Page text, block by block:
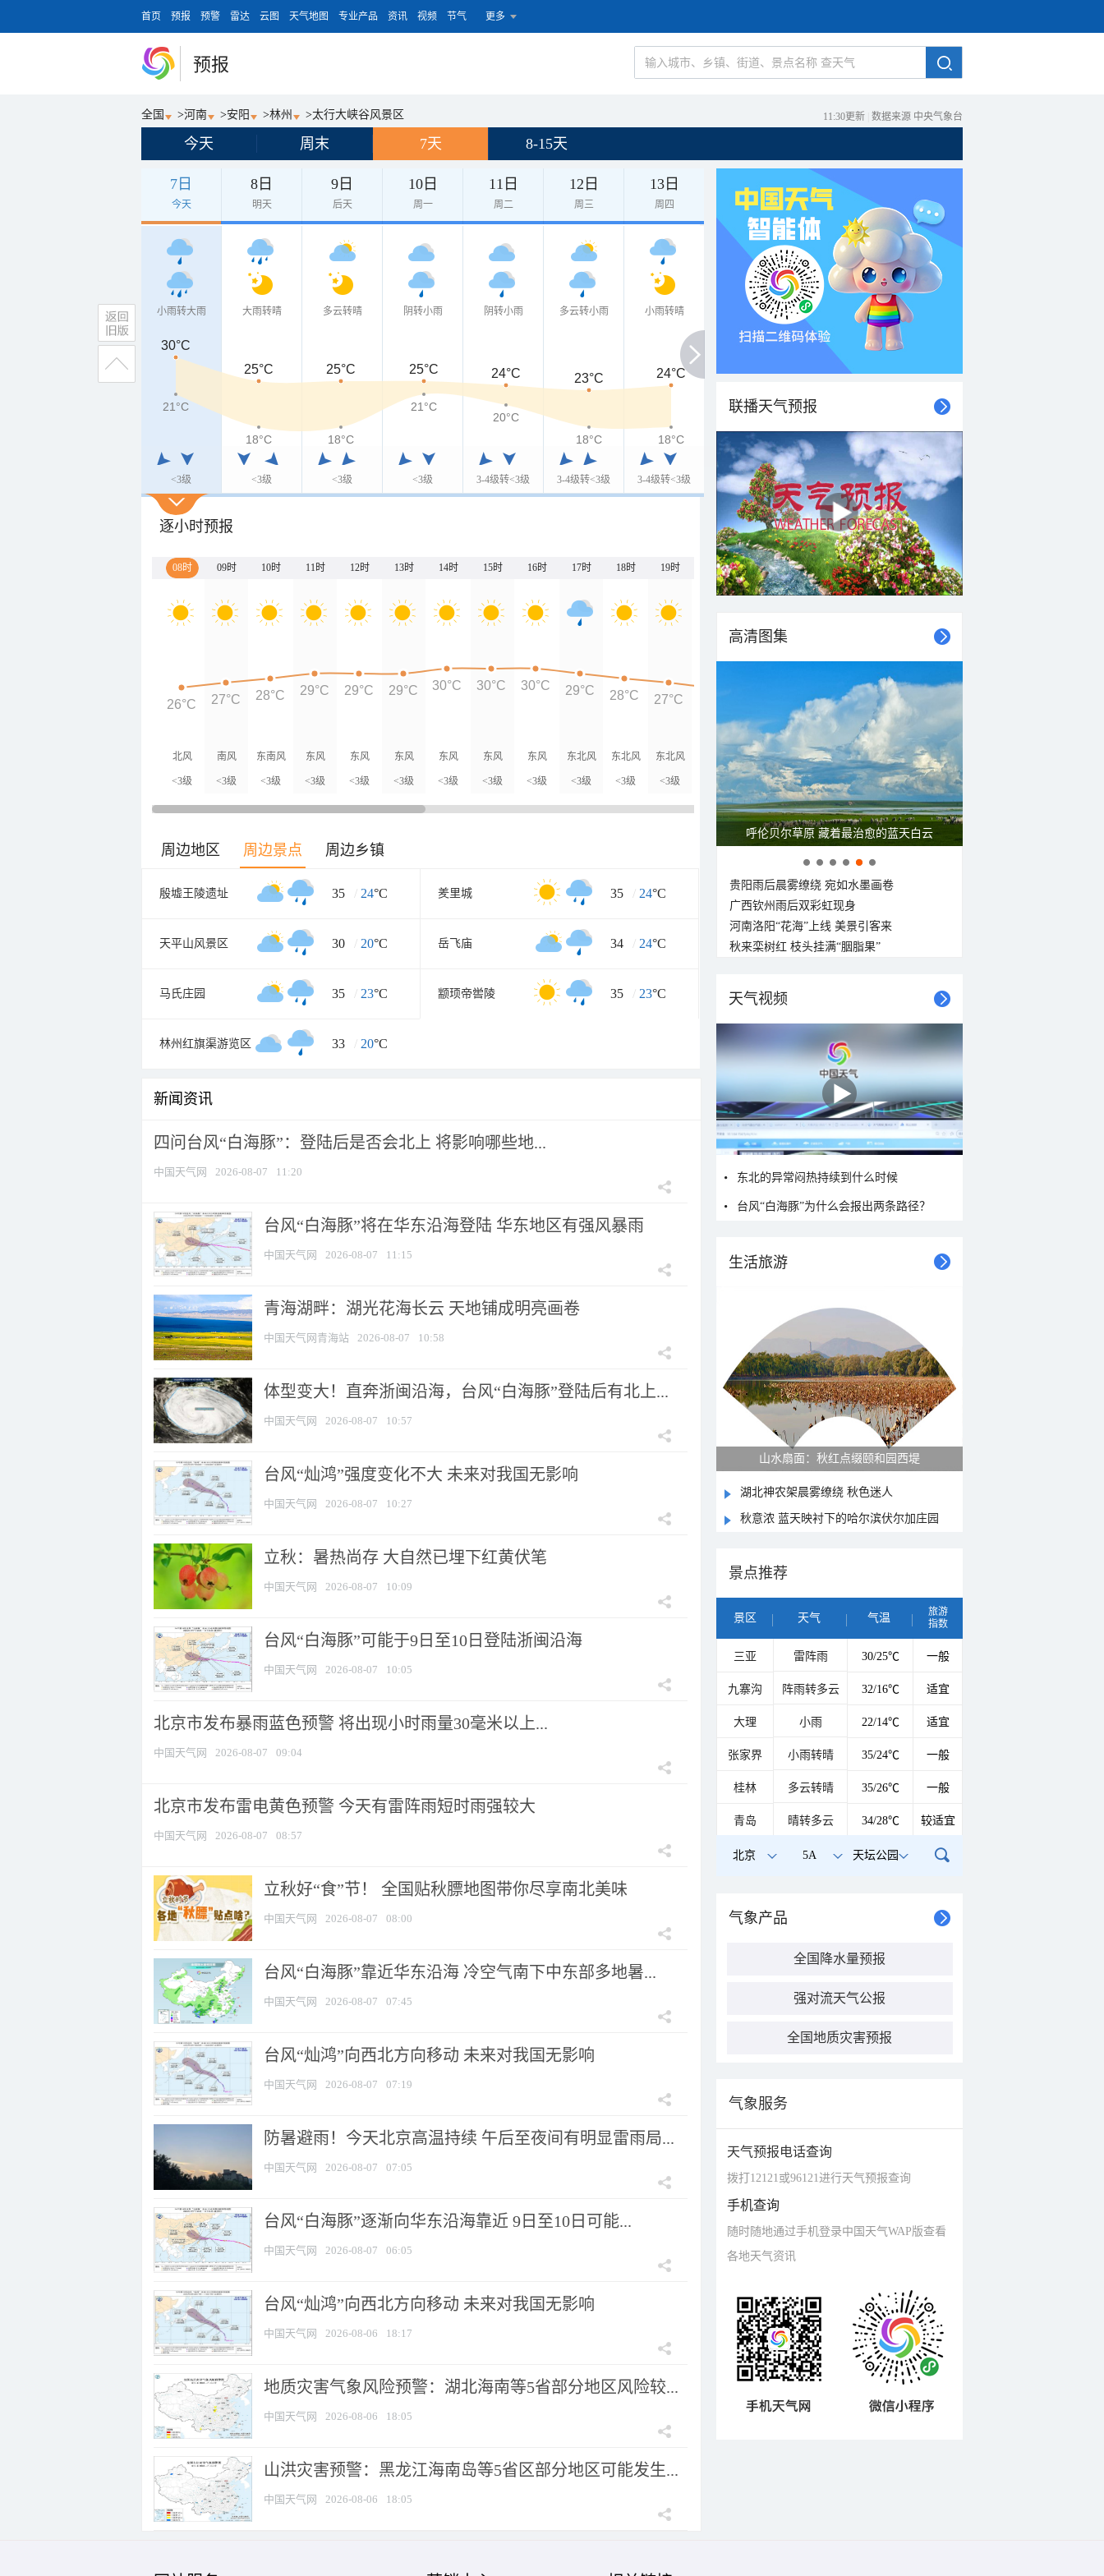
首页 预报 预警 雷达 云图 天气地图 专业产品 资讯 视频 节气 更多
预报
全国 >河南 >安阳 >林州 >太行大峡谷风景区 11:30更新 数据来源 中央气象台
今天 周末 7天 8-15天
7日
今天
8日
明天
9日
后天
10日
周一
11日
周二
12日
周三
13日
周四
小雨转大雨
<3级
大雨转晴
<3级
多云转晴
<3级
阴转小雨
<3级
阴转小雨
3-4级转<3级
多云转小雨
3-4级转<3级
小雨转晴
3-4级转<3级
30°C
25°C
25°C 25°C 24°C 23°C 24°C
21°C
18°C 18°C
21°C
20°C
18°C
18°C
逐小时预报
08时 09时 10时 11时 12时 13时 14时 15时 16时 17时 18时 19时 20时 21时 22时 23时 00时 01时
北风
<3级
南风
<3级
东南风
<3级
东风
<3级
东风
<3级
东风
<3级
东风
<3级
东风
<3级
东风
<3级
东北风
<3级
东北风
<3级
东北风
<3级
东北风
<3级
东北风
<3级
东北风
<3级
东北风
<3级
东北风
<3级
东北风
<3级
26°C 27°C 28°C 29°C 29°C 29°C 30°C 30°C 30°C 29°C 28°C 27°C 26°C 25°C 26°C
周边地区 周边景点 周边乡镇
殷墟王陵遗址 35 / 24°C 羑里城 35 / 24°C
天平山风景区 30 / 20°C 岳飞庙 34 / 24°C
马氏庄园 35 / 23°C 颛顼帝喾陵 35 / 23°C
林州红旗渠游览区 33 / 20°C
新闻资讯
四问台风“白海豚”：登陆后是否会北上 将影响哪些地...
中国天气网 2026-08-07 11:20
台风“白海豚”将在华东沿海登陆 华东地区有强风暴雨
中国天气网 2026-08-07 11:15
青海湖畔：湖光花海长云 天地铺成明亮画卷
中国天气网青海站 2026-08-07 10:58
体型变大！直奔浙闽沿海，台风“白海豚”登陆后有北上...
中国天气网 2026-08-07 10:57
台风“灿鸿”强度变化不大 未来对我国无影响
中国天气网 2026-08-07 10:27
立秋：暑热尚存 大自然已埋下红黄伏笔
中国天气网 2026-08-07 10:09
台风“白海豚”可能于9日至10日登陆浙闽沿海
中国天气网 2026-08-07 10:05
北京市发布暴雨蓝色预警 将出现小时雨量30毫米以上...
中国天气网 2026-08-07 09:04
北京市发布雷电黄色预警 今天有雷阵雨短时雨强较大
中国天气网 2026-08-07 08:57
立秋好“食”节！ 全国贴秋膘地图带你尽享南北美味
中国天气网 2026-08-07 08:00
台风“白海豚”靠近华东沿海 冷空气南下中东部多地暑...
中国天气网 2026-08-07 07:45
台风“灿鸿”向西北方向移动 未来对我国无影响
中国天气网 2026-08-07 07:19
防暑避雨！今天北京高温持续 午后至夜间有明显雷雨局...
中国天气网 2026-08-07 07:05
台风“白海豚”逐渐向华东沿海靠近 9日至10日可能...
中国天气网 2026-08-07 06:05
台风“灿鸿”向西北方向移动 未来对我国无影响
中国天气网 2026-08-06 18:17
地质灾害气象风险预警：湖北海南等5省部分地区风险较...
中国天气网 2026-08-06 18:05
山洪灾害预警：黑龙江海南岛等5省区部分地区可能发生...
中国天气网 2026-08-06 18:05
联播天气预报
高清图集
呼伦贝尔草原 藏着最治愈的蓝天白云
贵阳雨后晨雾缭绕 宛如水墨画卷
广西钦州雨后双彩虹现身
河南洛阳“花海”上线 美景引客来
秋来栾树红 枝头挂满“胭脂果”
天气视频
东北的异常闷热持续到什么时候
台风“白海豚”为什么会报出两条路径？
生活旅游
山水扇面：秋红点缀颐和园西堤
湖北神农架晨雾缭绕 秋色迷人
秋意浓 蓝天映衬下的哈尔滨伏尔加庄园
景点推荐
景区 天气 气温
旅游
指数
三亚 雷阵雨 30/25℃ 一般
九寨沟 阵雨转多云 32/16℃ 适宜
大理 小雨 22/14℃ 适宜
张家界 小雨转晴 35/24℃ 一般
桂林 多云转晴 35/26℃ 一般
青岛 晴转多云 34/28℃ 较适宜
北京 5A 天坛公园
气象产品
全国降水量预报
强对流天气公报
全国地质灾害预报
气象服务
天气预报电话查询
拨打12121或96121进行天气预报查询
手机查询
随时随地通过手机登录中国天气WAP版查看
各地天气资讯